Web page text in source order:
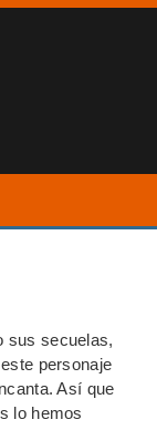
sus secuelas,
personaje
Así que
lo hemos